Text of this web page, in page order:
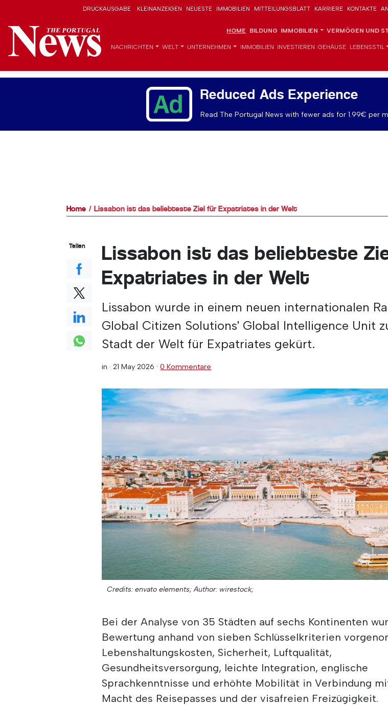
DRUCKAUSGABE KLEINANZEIGEN NEUESTE IMMOBILIEN MITTEILUNGSBLATT KARRIERE KONTAKTE
HOME BILDUNG IMMOBILIEN VERMÖGEN UND
NACHRICHTEN WELT UNTERNEHMEN IMMOBILIEN INVESTIEREN GEHÄUSE LEBENSSTIL
Reduced Ads Experience
Read The Portugal News with fewer ads for 1.99€ per
Home Lissabon ist das beliebteste Ziel für Expatriates in der Welt
Lissabon ist das beliebteste
Expatriates in der Welt
Lissabon wurde in einem neuen internationalen
Global Citizen Solutions' Global Intelligence Unit
Stadt der Welt für Expatriates gekürt.
in ·21 May 2026 ·0 Kommentare
Credits: envato elements; Author: wirestock;
Bei der Analyse von 35 Städten auf sechs Kontinenten
Bewertung anhand von sieben Schlüsselkriterien
Lebenshaltungskosten, Sicherheit, Luftqualität,
Gesundheitsversorgung, leichte Integration, englische
Sprachkenntnisse und erhöhte Mobilität in Verbindung
Macht des Reisepasses und der visafreien Freizügigkeit.
Teilen